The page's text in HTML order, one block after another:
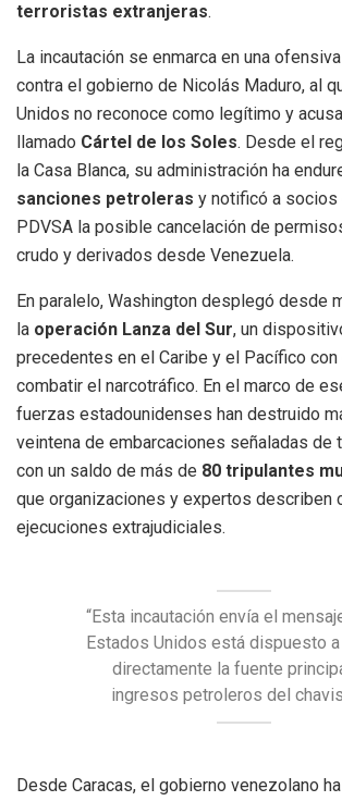
terroristas extranjeras.
La incautación se enmarca en una
contra el gobierno de Nicolás Maduro, al
Unidos no reconoce como legítimo y
llamado Cártel de los Soles. Desde el
la Casa Blanca, su administración ha
sanciones petroleras y notificó a socios
PDVSA la posible cancelación de
crudo y derivados desde Venezuela.
En paralelo, Washington desplegó desde
la operación Lanza del Sur, un
precedentes en el Caribe y el Pacífico con
combatir el narcotráfico. En el marco de
fuerzas estadounidenses han destruido
veintena de embarcaciones señaladas de
con un saldo de más de 80 tripulantes
que organizaciones y expertos describen
ejecuciones extrajudiciales.
“Esta incautación envía el
Estados Unidos está dispuesto
directamente la fuente
ingresos petroleros del
Desde Caracas, el gobierno venezolano